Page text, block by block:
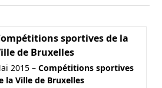
sportives de la
de Bruxelles
2015 – Compétitions sportives
la Ville de Bruxelles